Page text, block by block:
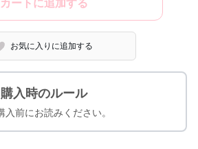
カートに追加する
お気に入りに追加する
購入時のルール
入前にお読みください。